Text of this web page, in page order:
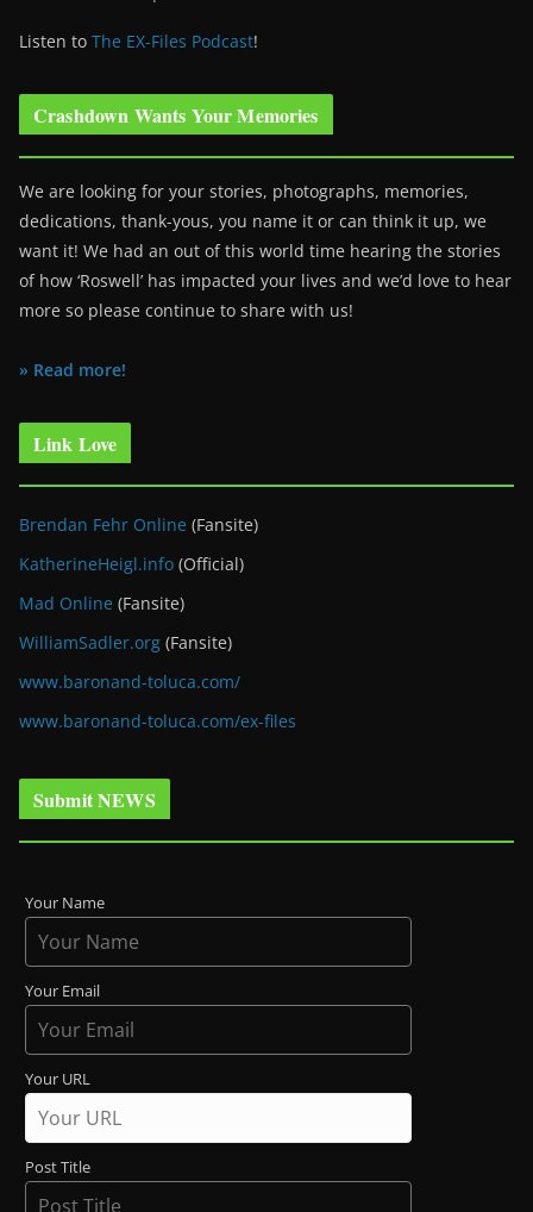
Listen to The EX-Files Podcast!
Crashdown Wants Your Memories
We are looking for your stories, photographs, memories,
dedications, thank-yous, you name it or can think it up, we
want it! We had an out of this world time hearing the stories
of how ‘Roswell’ has impacted your lives and we’d love to hear
more so please continue to share with us!
» Read more!
Link Love
Brendan Fehr Online (Fansite)
KatherineHeigl.info (Official)
Mad Online (Fansite)
WilliamSadler.org (Fansite)
www.baronand-toluca.com/
www.baronand-toluca.com/ex-files
Submit NEWS
Your Name
Your Email
Your URL
Post Title